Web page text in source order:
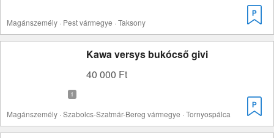
Magánszemély · Pest vármegye · Taksony
Kawa versys bukócső givi
40 000 Ft
Magánszemély · Szabolcs-Szatmár-Bereg vármegye · Tornyospálca